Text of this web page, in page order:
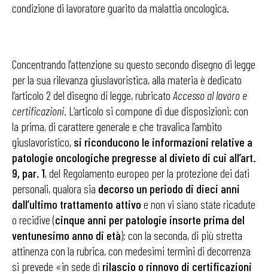
condizione di lavoratore guarito da malattia oncologica.
Concentrando l’attenzione su questo secondo disegno di legge
per la sua rilevanza giuslavoristica, alla materia è dedicato
l’articolo 2 del disegno di legge, rubricato Accesso al lavoro e
certificazioni. L’articolo si compone di due disposizioni: con
la prima, di carattere generale e che travalica l’ambito
giuslavoristico, si riconducono le informazioni relative a
patologie oncologiche pregresse al divieto di cui all’art.
9, par. 1, del Regolamento europeo per la protezione dei dati
personali, qualora sia decorso un periodo di dieci anni
dall’ultimo trattamento attivo e non vi siano state ricadute
o recidive (cinque anni per patologie insorte prima del
ventunesimo anno di età); con la seconda, di più stretta
attinenza con la rubrica, con medesimi termini di decorrenza
si prevede «in sede di rilascio o rinnovo di certificazioni